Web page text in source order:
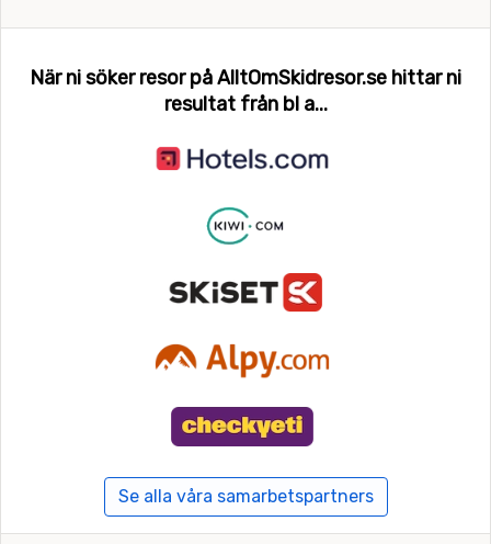
När ni söker resor på AlltOmSkidresor.se hittar ni
resultat från bl a...
Se alla våra samarbetspartners